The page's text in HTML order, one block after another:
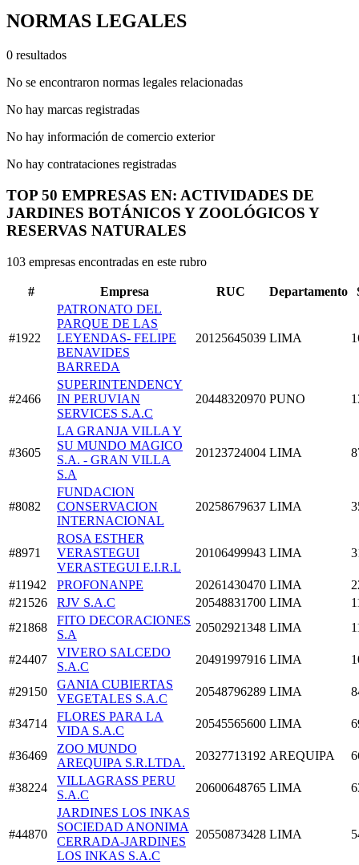
NORMAS LEGALES
0 resultados
No se encontraron normas legales relacionadas
No hay marcas registradas
No hay información de comercio exterior
No hay contrataciones registradas
TOP 50 EMPRESAS EN: ACTIVIDADES DE
JARDINES BOTÁNICOS Y ZOOLÓGICOS Y
RESERVAS NATURALES
103 empresas encontradas en este rubro
# Empresa RUC Departamento
#1922
PATRONATO DEL
PARQUE DE LAS
LEYENDAS- FELIPE
BENAVIDES
BARREDA
20125645039 LIMA
#2466
SUPERINTENDENCY
IN PERUVIAN
SERVICES S.A.C
20448320970 PUNO
#3605
LA GRANJA VILLA Y
SU MUNDO MAGICO
S.A. - GRAN VILLA
S.A
20123724004 LIMA
#8082
FUNDACION
CONSERVACION
INTERNACIONAL
20258679637 LIMA
#8971
ROSA ESTHER
VERASTEGUI
VERASTEGUI E.I.R.L
20106499943 LIMA
#11942 PROFONANPE 20261430470 LIMA
#21526
RJV S.A.C 20548831700 LIMA
#21868
FITO DECORACIONES
S.A
20502921348 LIMA
#24407
VIVERO SALCEDO
S.A.C
20491997916 LIMA
#29150
GANIA CUBIERTAS
VEGETALES S.A.C
20548796289 LIMA
#34714
FLORES PARA LA
VIDA S.A.C
20545565600 LIMA
#36469
ZOO MUNDO
AREQUIPA S.R.LTDA.
20327713192 AREQUIPA
#38224
VILLAGRASS PERU
S.A.C
20600648765 LIMA
#44870
JARDINES LOS INKAS
SOCIEDAD ANONIMA
CERRADA-JARDINES
LOS INKAS S.A.C
20550873428 LIMA